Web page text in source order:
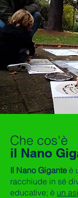
Che cos'è
il Nano
Il Nano Gigante è
racchiude in sé
educative; è un